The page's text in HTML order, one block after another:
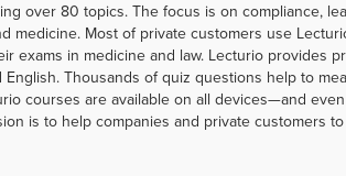
over 80 topics. The focus is on compliance,
medicine. Most of private customers use
exams in medicine and law. Lecturio provides
English. Thousands of quiz questions help to
courses are available on all devices—and
is to help companies and private customers